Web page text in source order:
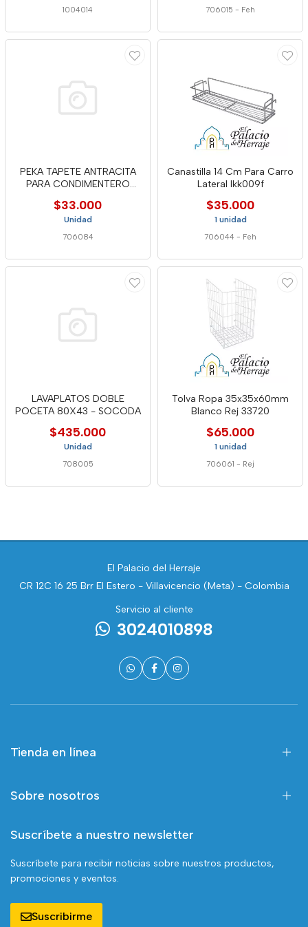
1004014 706015 - Feh
PEKA TAPETE ANTRACITA
PARA CONDIMENTERO
$33.000
Unidad
706084
Canastilla 14 Cm Para Carro
Lateral Ikk009f
$35.000
1 unidad
706044 - Feh
LAVAPLATOS DOBLE
POCETA 80X43 - SOCODA
$435.000
Unidad
708005
Tolva Ropa 35x35x60mm
Blanco Rej 33720
$65.000
1 unidad
706061 - Rej
El Palacio del Herraje
CR 12C 16 25 Brr El Estero - Villavicencio (Meta) - Colombia
Servicio al cliente
3024010898
Tienda en línea
Sobre nosotros
Suscríbete a nuestro newsletter
Suscríbete para recibir noticias sobre nuestros productos,
promociones y eventos.
Suscribirme